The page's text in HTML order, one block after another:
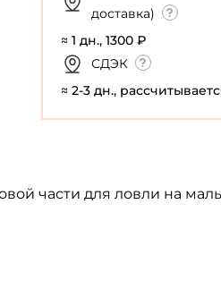
доставка)
≈ 1 дн., 1300 ₽
СДЭК
≈ 2-3 дн.,
части для ловли на